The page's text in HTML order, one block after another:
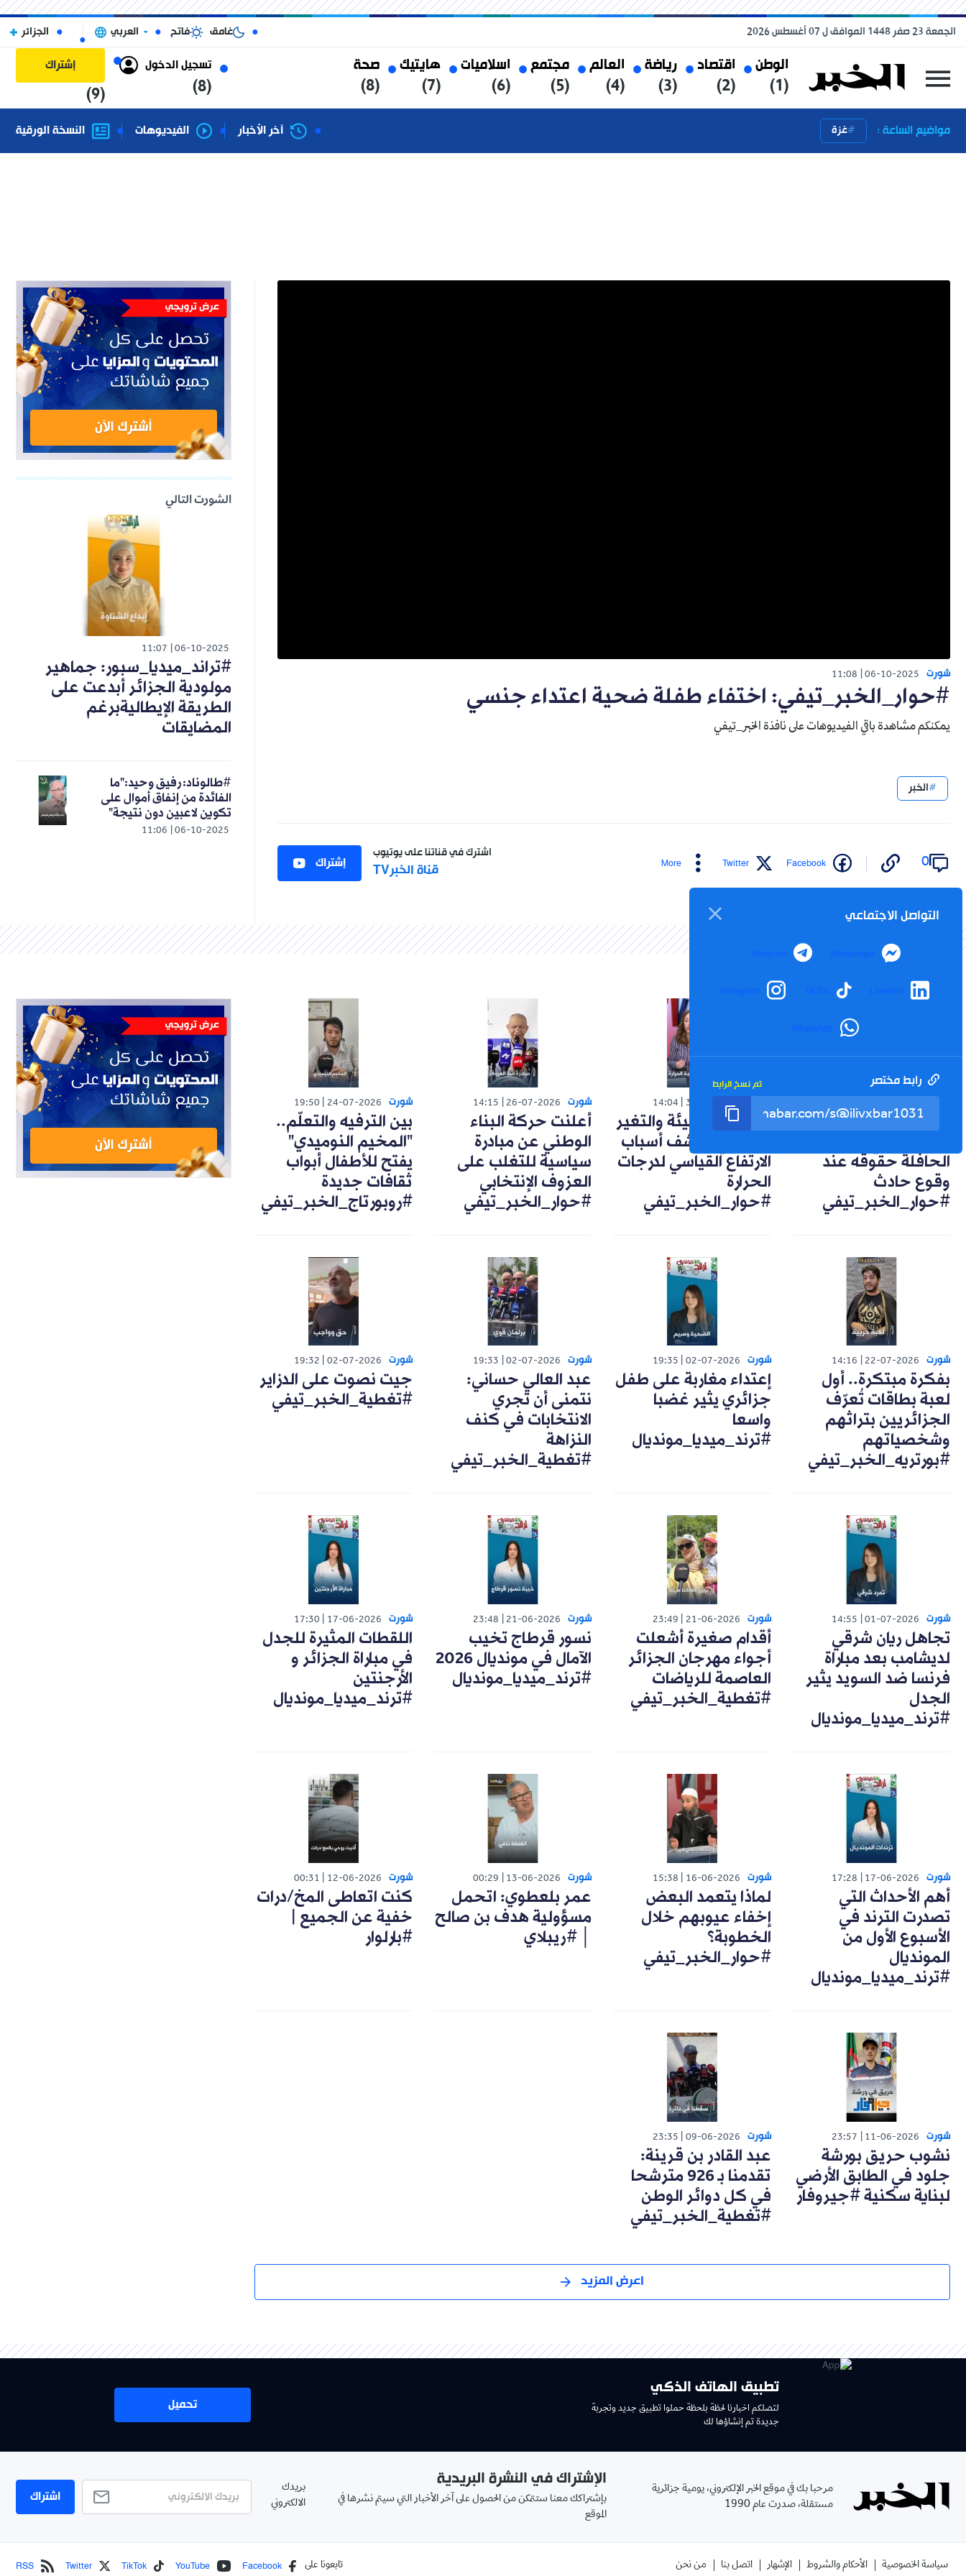
الوطن
(1)
اقتصاد
(2)
رياضة
(3)
العالم
(4)
مجتمع
(5)
اسلاميات
(6)
هايتيك
(7)
صحة
(8)
تسجيل الدخول
(8)
إشتراك
(9)
الجمعة 23 صفر 1448 الموافق ل 07 أغسطس 2026 غامق فاتح العربي الجزائر
مواضيع الساعة : غزة آخر الأخبار الفيديوهات النسخة الورقية
شورت 06-10-2025
11:08
#حوار_الخبر_تيفي: اختفاء طفلة ضحية اعتداء جنسي
يمكنكم مشاهدة باقي الفيديوهات على نافذة الخبر_تيفي
الخبر
0
Facebook
Twitter
More
التواصل الاجتماعي
Messenger
Telegram
LinkedIn
TikTok
Instagram
WhatsApp
رابط مختصر تم نسخ الرابط
اشترك في قناتنا على يوتيوب
قناة الخبرTV إشتراك
الشورت التالي
06-10-2025
11:07
#تراند_ميديا_سبور: جماهير
مولودية الجزائر أبدعت على
الطريقة الإيطاليةبرغم
المضايقات
06-10-2025
11:06
#طالوناد: رفيق وحيد:"ما
الفائدة من إنفاق أموال على
تكوين لاعبين دون نتيجة"
شورت
تعويضات وضمانات..
الحافلة حقوقه عند
وقوع حادث
#حوار_الخبر_تيفي
شورت 30-07-2026
14:04
خبيرة في البيئة والتغير
المناخي تكشف أسباب
الارتفاع القياسي لدرجات
الحرارة
#حوار_الخبر_تيفي
شورت 26-07-2026
14:15
أعلنت حركة البناء
الوطني عن مبادرة
سياسية للتغلب على
العزوف الإنتخابي
#حوار_الخبر_تيفي
شورت 24-07-2026
19:50
بين الترفيه والتعلّم..
"المخيم النوميدي"
يفتح للأطفال أبواب
ثقافات جديدة
#روبورتاج_الخبر_تيفي
شورت 22-07-2026
14:16
بفكرة مبتكرة.. أول
لعبة بطاقات تُعرّف
الجزائريين بتراثهم
وشخصياتهم
#بورتريه_الخبر_تيفي
شورت 02-07-2026
19:35
إعتداء مغاربة على طفل
جزائري يثير غضبا
واسعا
#ترند_ميديا_مونديال
شورت 02-07-2026
19:33
عبد العالي حساني:
نتمنى أن تجري
الانتخابات في كنف
النزاهة
#تغطية_الخبر_تيفي
شورت 02-07-2026
19:32
جيت نصوت على الدزاير
#تغطية_الخبر_تيفي
شورت 01-07-2026
14:55
تجاهل ريان شرقي
لديشامب بعد مباراة
فرنسا ضد السويد يثير
الجدل
#ترند_ميديا_مونديال
شورت 21-06-2026
23:49
أقدام صغيرة أشعلت
أجواء مهرجان الجزائر
العاصمة للرياضات
#تغطية_الخبر_تيفي
شورت 21-06-2026
23:48
نسور قرطاج تخيب
الآمال في مونديال 2026
#ترند_ميديا_مونديال
شورت 17-06-2026
17:30
اللقطات المثيرة للجدل
في مباراة الجزائر و
الأرجنتين
#ترند_ميديا_مونديال
شورت 17-06-2026
17:28
أهم الأحداث التي
تصدرت الترند في
الأسبوع الأول من
المونديال
#ترند_ميديا_مونديال
شورت 16-06-2026
15:38
لماذا يتعمد البعض
إخفاء عيوبهم خلال
الخطوبة؟
#حوار_الخبر_تيفي
شورت 13-06-2026
00:29
عمر بلعطوي: اتحمل
مسؤولية هدف بن صالح
│ #ريبلاي
شورت 12-06-2026
00:31
كنت اتعاطى المخ/درات
خفية عن الجميع |
#بارلوار
شورت 11-06-2026
23:57
نشوب حريق بورشة
جلود في الطابق الأرضي
لبناية سكنية #جيروفار
شورت 09-06-2026
23:35
عبد القادر بن قرينة:
تقدمنا بـ 926 مترشحا
في كل دوائر الوطن
#تغطية_الخبر_تيفي
اعرض المزيد
تطبيق الهاتف الذكي
لتصلكم اخبارنا لحظة بلحظة حملوا تطبيق جديد وتجربة
جديدة تم إنشاؤها لك
تحميل
مرحبا بك في موقع الخبر الإلكتروني، يومية جزائرية
مستقلة، صدرت عام 1990
الإشتراك في النشرة البريدية
بإشتراكك معنا ستتمكن من الحصول على آخر الأخبار التي سيتم نشرها في
الموقع
بريدك
الالكتروني
اشتراك
سياسة الخصوصية الأحكام والشروط الإشهار اتصل بنا من نحن تابعونا على Facebook
YouTube
TikTok
Twitter
RSS